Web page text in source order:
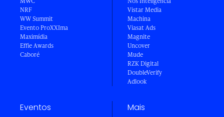
NRF
WW Summit
Evento ProXXIma
Maximídia
Effie Awards
Caboré
Vistar Media
Machina
Viasat Ads
Magnite
Uncover
Mude
RZK Digital
DoubleVerify
Adlook
Eventos Mais